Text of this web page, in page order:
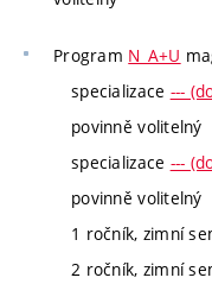
Program N_A+U
specializace ---
povinně volitelný
specializace ---
povinně volitelný
1 ročník, zimní
2 ročník, zimní